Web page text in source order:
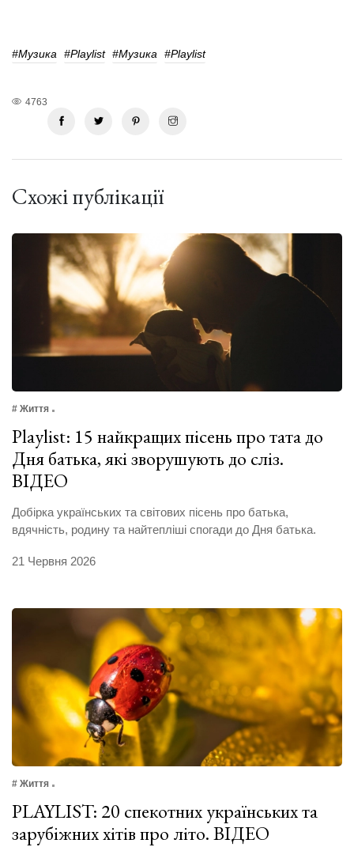
#музика #playlist #музика #playlist
4763
Схожі публікації
# Життя
Playlist: 15 найкращих пісень про тата до
Дня батька, які зворушують до сліз.
ВІДЕО
Добірка українських та світових пісень про батька,
вдячність, родину та найтепліші спогади до Дня батька.
21 Червня 2026
# Життя
PLAYLIST: 20 спекотних українських та
зарубіжних хітів про літо. ВІДЕО